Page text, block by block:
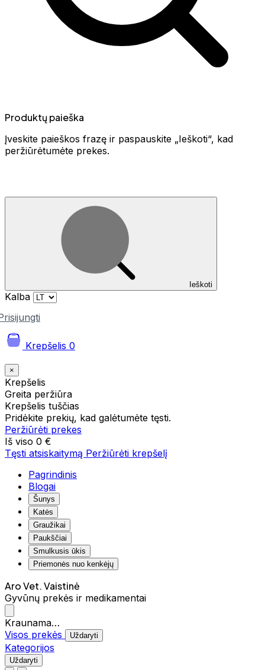
Produktų paieška
Įveskite paieškos frazę ir paspauskite „Ieškoti“, kad
peržiūrėtumėte prekes.
Ieškoti
Kalba
Krepšelis 0
×
Krepšelis
Greita peržiūra
Krepšelis tuščias
Pridėkite prekių, kad galėtumėte tęsti.
Peržiūrėti prekes
Iš viso 0 €
Tęsti atsiskaitymą Peržiūrėti krepšelį
Pagrindinis
Blogai
Šunys
Katės
Graužikai
Paukščiai
Smulkusis ūkis
Priemonės nuo kenkėjų
Aro Vet. Vaistinė
Gyvūnų prekės ir medikamentai
Kraunama…
Visos prekės
Uždaryti
Kategorijos
Uždaryti